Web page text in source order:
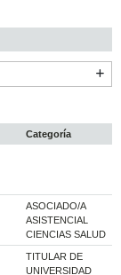
Categoría
ASOCIADO/A
ASISTENCIAL
CIENCIAS SALUD
TITULAR DE
UNIVERSIDAD